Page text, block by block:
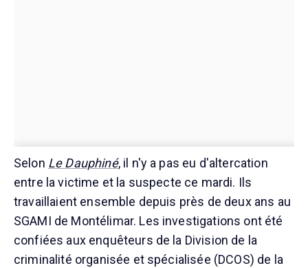
Selon Le Dauphiné, il n'y a pas eu d'altercation
entre la victime et la suspecte ce mardi. Ils
travaillaient ensemble depuis près de deux ans au
SGAMI de Montélimar. Les investigations ont été
confiées aux enquêteurs de la Division de la
criminalité organisée et spécialisée (DCOS) de la